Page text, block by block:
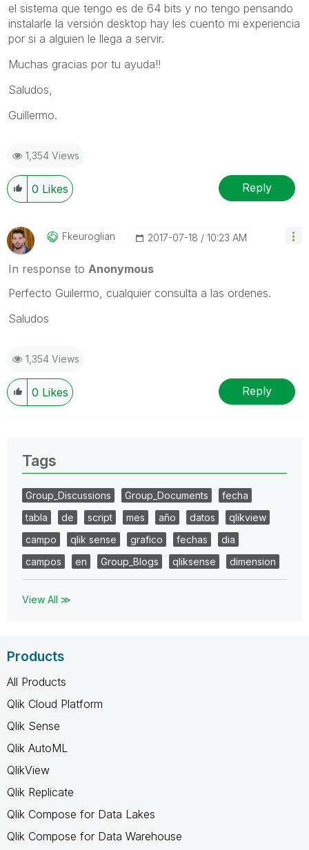
el sistema que tengo es de 64 bits y no tengo pensando
instalarle la versión desktop hay les cuento mi experiencia
por si a alguien le llega a servir.
Muchas gracias por tu ayuda!!
Saludos,
Guillermo.
1,354 Views
0 Likes Reply
Fkeuroglian ‎2017-07-18 10:23 AM
In response to Anonymous
Perfecto Guilermo, cualquier consulta a las ordenes.
Saludos
1,354 Views
0 Likes Reply
Tags
Group_Discussions Group_Documents
fecha
tabla
de script mes año datos
qlikview
campo
qlik sense grafico fechas
dia
campos
en Group_Blogs qliksense dimension
View All ≫
Products
All Products
Qlik Cloud Platform
Qlik Sense
Qlik AutoML
QlikView
Qlik Replicate
Qlik Compose for Data Lakes
Qlik Compose for Data Warehouse